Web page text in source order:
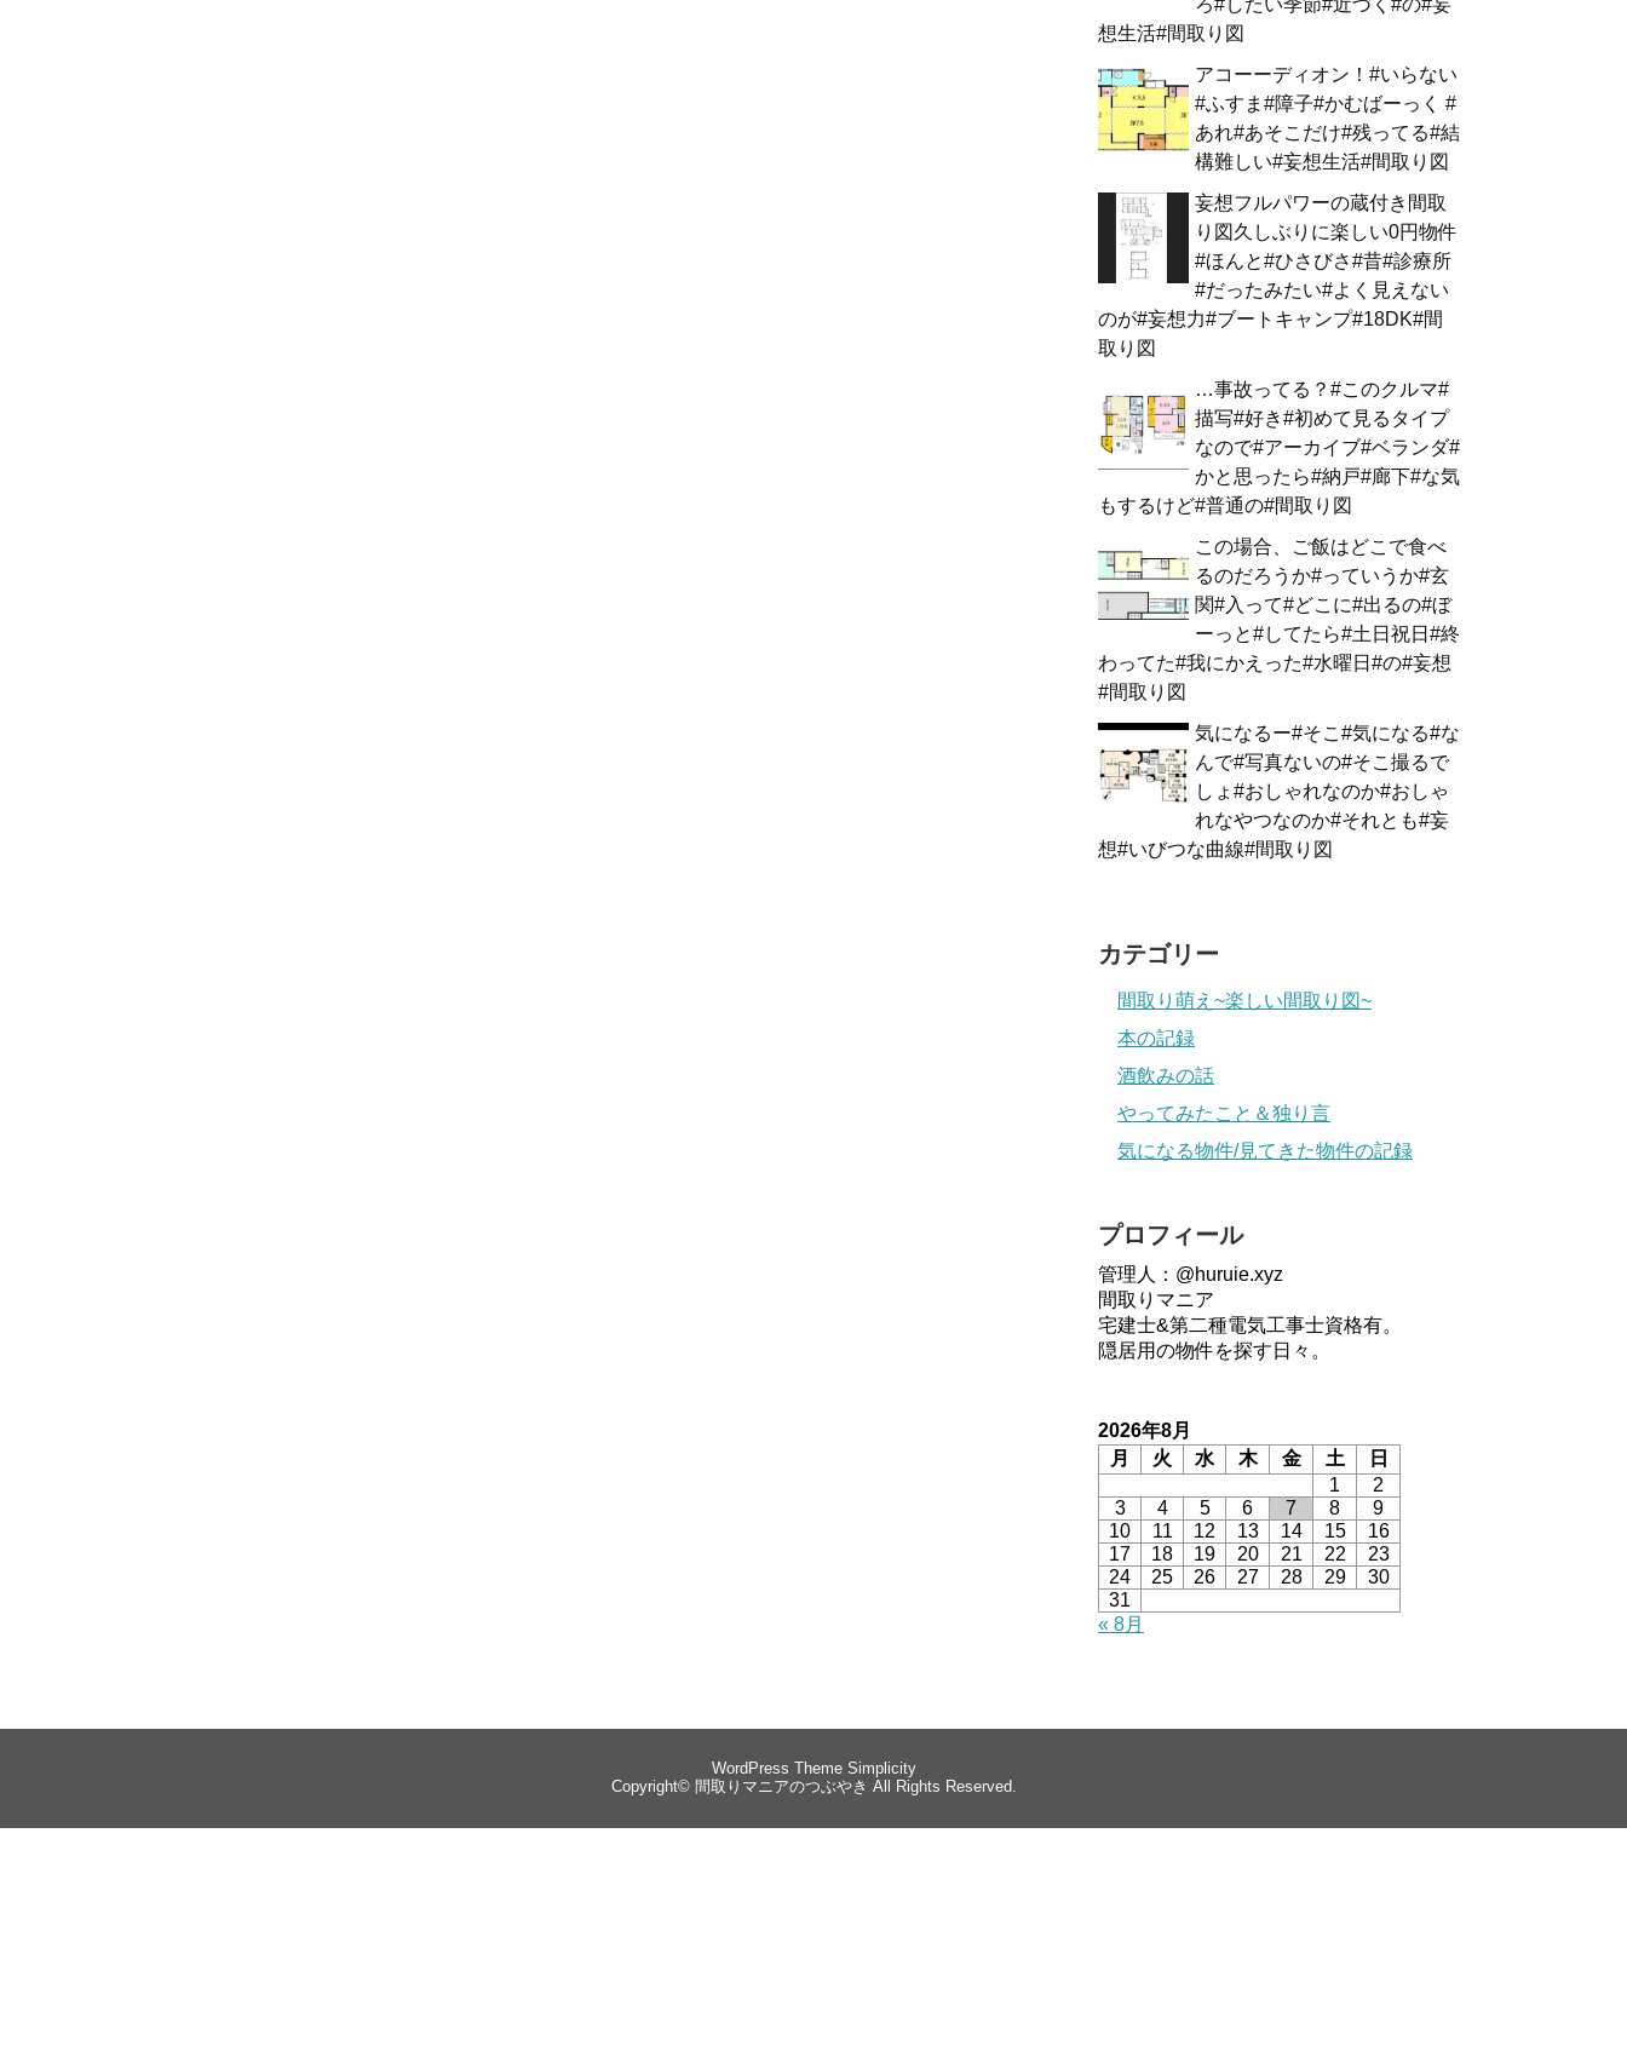
ろ#したい季節#近づく#の#妄
想生活#間取り図
アコーーディオン！#いらない
#ふすま#障子#かむばーっく #
あれ#あそこだけ#残ってる#結
構難しい#妄想生活#間取り図
妄想フルパワーの蔵付き間取
り図久しぶりに楽しい0円物件
#ほんと#ひさびさ#昔#診療所
#だったみたい#よく見えない
のが#妄想力#ブートキャンプ#18DK#間
取り図
…事故ってる？#このクルマ#
描写#好き#初めて見るタイプ
なので#アーカイブ#ベランダ#
かと思ったら#納戸#廊下#な気
もするけど#普通の#間取り図
この場合、ご飯はどこで食べ
るのだろうか#っていうか#玄
関#入って#どこに#出るの#ぼ
ーっと#してたら#土日祝日#終
わってた#我にかえった#水曜日#の#妄想
#間取り図
気になるー#そこ#気になる#な
んで#写真ないの#そこ撮るで
しょ#おしゃれなのか#おしゃ
れなやつなのか#それとも#妄
想#いびつな曲線#間取り図
カテゴリー
間取り萌え~楽しい間取り図~
本の記録
酒飲みの話
やってみたこと＆独り言
気になる物件/見てきた物件の記録
プロフィール
管理人：@huruie.xyz
間取りマニア
宅建士&第二種電気工事士資格有。
隠居用の物件を探す日々。
2026年8月
月
火 水 木 金 土
日
1
2
3
4 5 6 7 8
9
10
11 12 13 14 15
16
17
18 19 20 21 22
23
24
25 26 27 28 29
30
31
« 8月
WordPress Theme Simplicity
Copyright© 間取りマニアのつぶやき All Rights Reserved.